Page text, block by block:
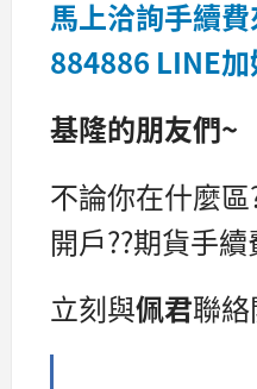
馬上洽詢手續費
884886 LINE
基隆的朋友們~
不論你在什麼區
開戶??期貨手續
立刻與佩君聯